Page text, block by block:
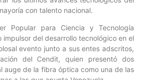
con talento nacional.
Popular para Ciencia y Tecnología
impulsor del desarrollo tecnológico en el
evento junto a sus entes adscritos,
del Cendit, quien presentó dos
auge de la fibra óptica como una de las